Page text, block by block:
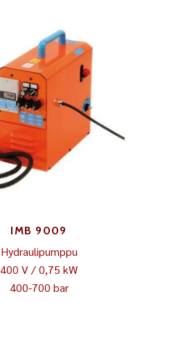
IMB 9009
Hydraulipumppu
400 V / 0,75 kW
400-700 bar